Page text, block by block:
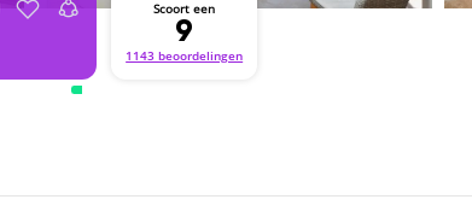
Scoort een
9
1143 beoordelingen